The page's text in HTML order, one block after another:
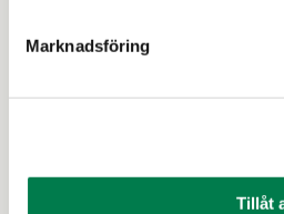
Marknadsföring
Tillåt
SKOGSFASTIGHET (FASTIGHET)
Lisä-Niemelä